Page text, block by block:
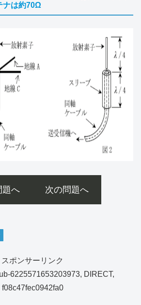
ナは約70Ω
題へ 次の問題へ
スポンサーリンク
6225571653203973, DIRECT,
f08c47fec0942fa0